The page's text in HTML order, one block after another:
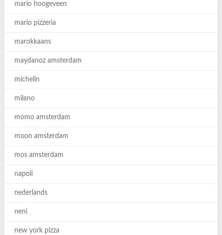
mario hoogeveen
mario pizzeria
marokkaans
maydanoz amsterdam
michelin
milano
momo amsterdam
moon amsterdam
mos amsterdam
napoli
nederlands
neni
new york pizza